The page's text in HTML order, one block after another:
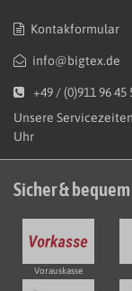
Kontakformular
info@bigtex.de
+49 / (0)911 96 45
Unsere
Uhr
Sicher &
Vorauskasse